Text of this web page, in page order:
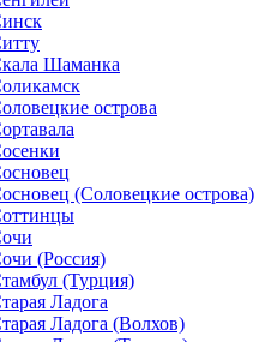
Шаманка
острова
(Соловецкие острова)
(Россия)
(Турция)
Ладога
Ладога (Волхов)